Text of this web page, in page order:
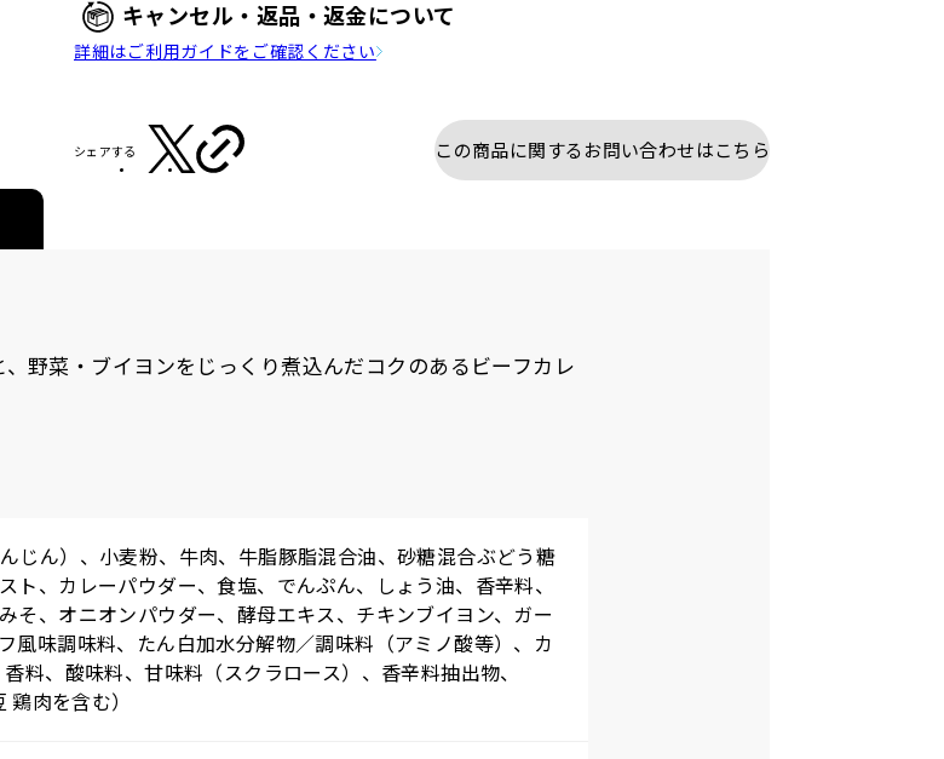
キャンセル・返品・返金について
詳細はご利用ガイドをご確認ください
シェアする この商品に関するお問い合わせはこちら
野菜・ブイヨンをじっくり煮込んだコクのあるビーフカレ
じん）、小麦粉、牛肉、牛脂豚脂混合油、砂糖混合ぶどう糖
ト、カレーパウダー、食塩、でんぷん、しょう油、香辛料、
そ、オニオンパウダー、酵母エキス、チキンブイヨン、ガー
風味調味料、たん白加水分解物／調味料（アミノ酸等）、カ
料、酸味料、甘味料（スクラロース）、香辛料抽出物、
鶏肉を含む）